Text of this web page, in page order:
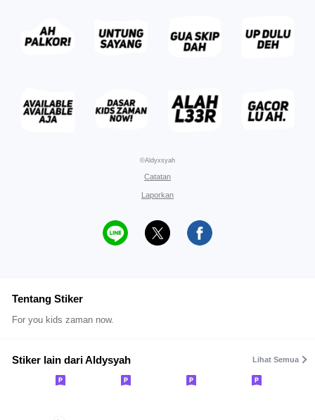
©Aldyxsyah
Catatan
Laporkan
Tentang Stiker
For you kids zaman now.
Stiker lain dari Aldysyah Lihat Semua